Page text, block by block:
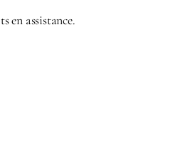
en assistance.